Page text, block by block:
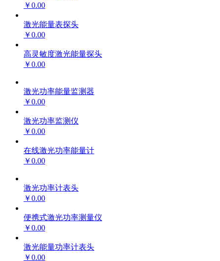
￥0.00
激光能量表探头
￥0.00
高灵敏度激光能量探头
￥0.00
激光功率能量监测器
￥0.00
激光功率监测仪
￥0.00
在线激光功率能量计
￥0.00
激光功率计表头
￥0.00
便携式激光功率测量仪
￥0.00
激光能量功率计表头
￥0.00